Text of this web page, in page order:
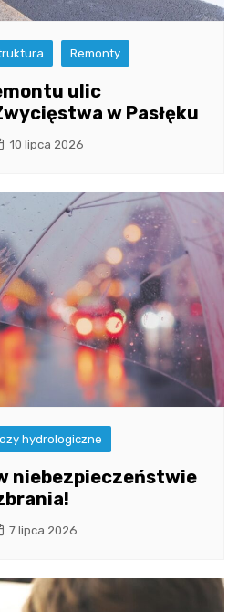
Remonty
ulic
w Pasłęku
10 lipca 2026
hydrologiczne
niebezpieczeństwie
7 lipca 2026